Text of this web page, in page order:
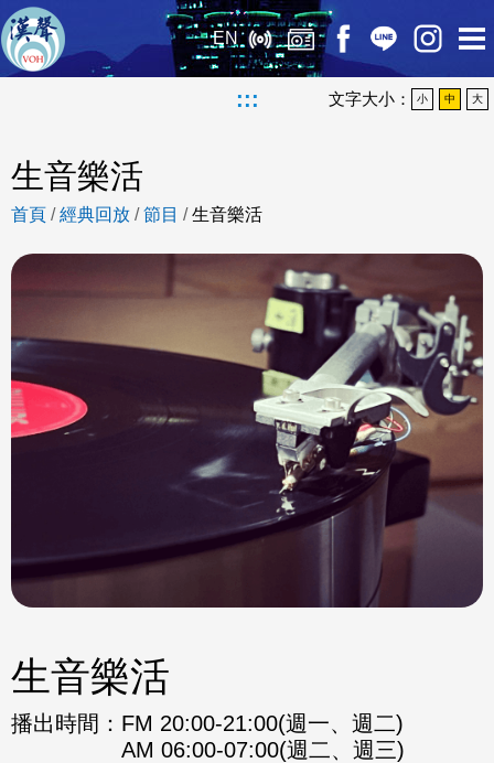
EN
::: 文字大小： 小 中 大
生音樂活
首頁 /經典回放 /節目 /生音樂活
生音樂活
播出時間： FM 20:00-21:00(週一、週二)
AM 06:00-07:00(週二、週三)